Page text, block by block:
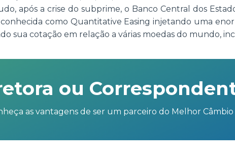
após a crise do subprime, o Banco Central dos
como Quantitative Easing injetando uma
sua cotação em relação a várias moedas do mundo,
ou
as vantagens de ser um parceiro do Melhor Câmbio